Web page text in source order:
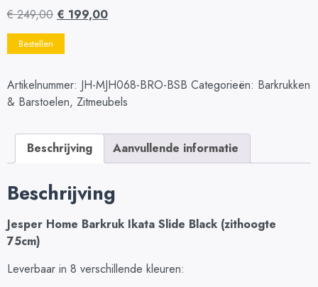
€249,00 € 199,00
Bestellen
Artikelnummer: JH-MJH068-BRO-BSB Categorieën: Barkrukken
& Barstoelen, Zitmeubels
Beschrijving Aanvullende informatie
Beschrijving
Jesper Home Barkruk Ikata Slide Black (zithoogte
75cm)
Leverbaar in 8 verschillende kleuren: